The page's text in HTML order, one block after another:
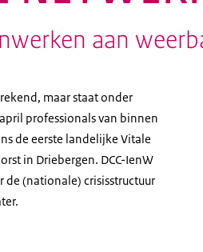
aan
maar staat onder
professionals van binnen
de eerste landelijke Vitale
in Driebergen. DCC-IenW
de (nationale) crisisstructuur